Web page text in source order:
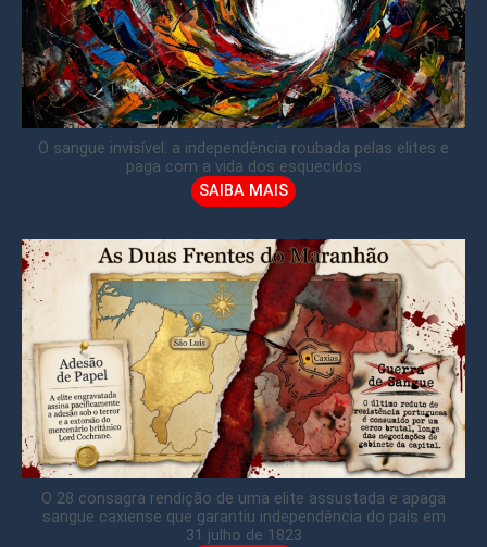
O sangue invisível: a independência roubada pelas elites e
paga com a vida dos esquecidos
SAIBA MAIS
O 28 consagra rendição de uma elite assustada e apaga
sangue caxiense que garantiu independência do país em
31 julho de 1823